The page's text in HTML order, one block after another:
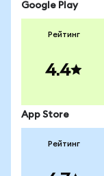
Google Play
Рейтинг
4.4
App Store
Рейтинг